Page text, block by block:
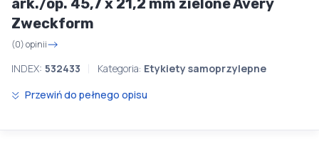
ark./op. 45,7 x 21,2 mm zielone Avery
Zweckform
(0) opinii
INDEX: 532433 Kategoria: Etykiety samoprzylepne
Przewiń do pełnego opisu